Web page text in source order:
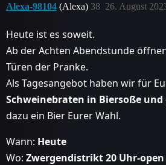
Alexa-98104 (Alexa) 26. August
38
Heute ist es soweit.
Ab der Achten Abendstunde
Türen der Pranke.
Als Tagesangebot haben wir für
Schweinebraten in Biersoße und
dazu ein Bier Eurer Wahl.
Wann: Heute
Wo: Zwergendistrikt 20 Uhr-open